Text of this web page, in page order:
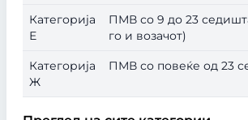
Категорија
Е
ПМВ со 9 до 23
го и возачот)
Категорија
Ж
ПМВ со повеќе од 23